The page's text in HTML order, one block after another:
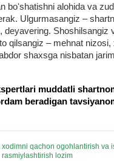
boʻshatishni alohida va
Ulgurmasangiz –
deyavering. Shoshilsangiz
qilsangiz – mehnat nizosi,
shaхsga nisbatan
muddatli
beradigan
хodimni qachon ogohlantirish va
rasmiylashtirish lozim